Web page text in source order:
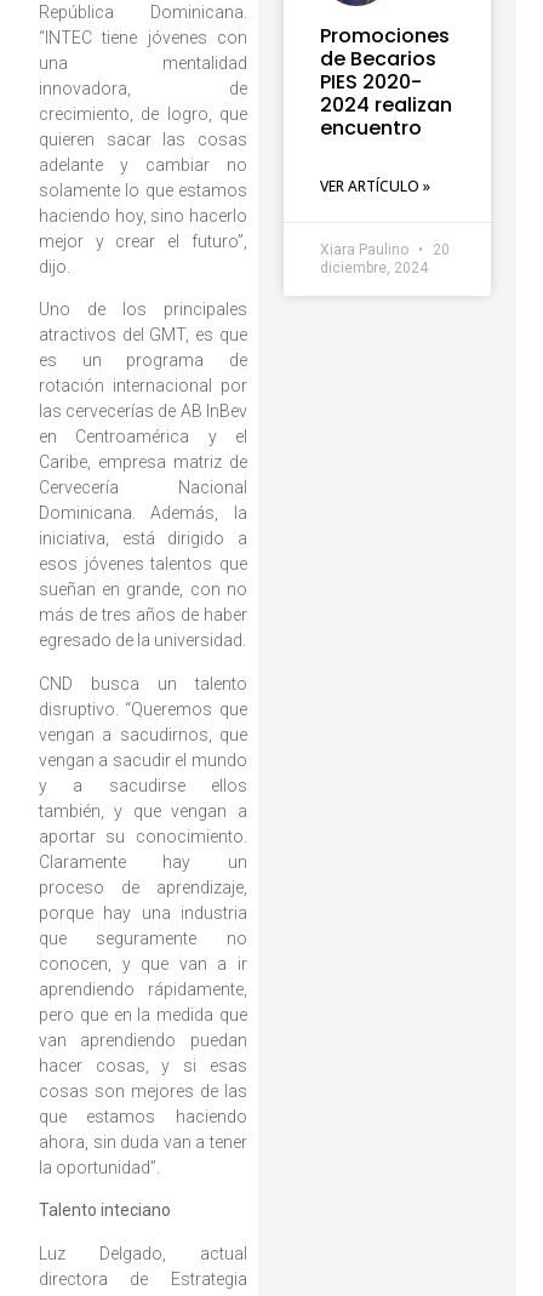
República Dominicana.
“INTEC tiene jóvenes con
una mentalidad
innovadora, de
crecimiento, de logro, que
quieren sacar las cosas
adelante y cambiar no
solamente lo que estamos
haciendo hoy, sino hacerlo
mejor y crear el futuro”,
dijo.
Uno de los principales
atractivos del GMT, es que
es un programa de
rotación internacional por
las cervecerías de AB InBev
en Centroamérica y el
Caribe, empresa matriz de
Cervecería Nacional
Dominicana. Además, la
iniciativa, está dirigido a
esos jóvenes talentos que
sueñan en grande, con no
más de tres años de haber
egresado de la universidad.
CND busca un talento
disruptivo. “Queremos que
vengan a sacudirnos, que
vengan a sacudir el mundo
y a sacudirse ellos
también, y que vengan a
aportar su conocimiento.
Claramente hay un
proceso de aprendizaje,
porque hay una industria
que seguramente no
conocen, y que van a ir
aprendiendo rápidamente,
pero que en la medida que
van aprendiendo puedan
hacer cosas, y si esas
cosas son mejores de las
que estamos haciendo
ahora, sin duda van a tener
la oportunidad”.
Talento inteciano
Luz Delgado, actual
directora de Estrategia
Promociones
de Becarios
PIES 2020-
2024 realizan
encuentro
VER ARTÍCULO »
Xiara Paulino
20
diciembre, 2024